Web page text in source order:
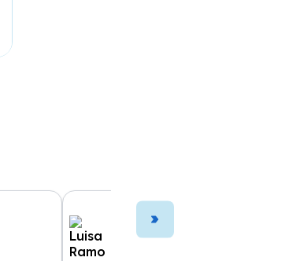
Luisa Ramo -
10 Jul, 2026